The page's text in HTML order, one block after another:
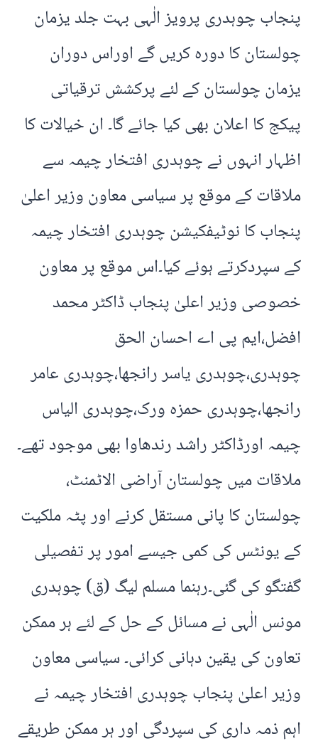
پنجاب چوہدری پرویز الٰہی بہت جلد یزمان
چولستان کا دورہ کریں گے اوراس دوران
یزمان چولستان کے لئے پرکشش ترقیاتی
پیکج کا اعلان بھی کیا جائے گا۔ ان خیالات کا
اظہار انہوں نے چوہدری افتخار چیمہ سے
ملاقات کے موقع پر سیاسی معاون وزیر اعلیٰ
پنجاب کا نوٹیفکیشن چوہدری افتخار چیمہ
کے سپردکرتے ہوئے کیا۔اس موقع پر معاون
خصوصی وزیر اعلیٰ پنجاب ڈاکٹر محمد
افضل،ایم پی اے احسان الحق
چوہدری،چوہدری یاسر رانجھا،چوہدری عامر
رانجھا،چوہدری حمزہ ورک،چوہدری الیاس
چیمہ اورڈاکٹر راشد رندھاوا بھی موجود تھے۔
ملاقات میں چولستان آراضی الاٹمنٹ،
چولستان کا پانی مستقل کرنے اور پٹہ ملکیت
کے یونٹس کی کمی جیسے امور پر تفصیلی
گفتگو کی گئی۔رہنما مسلم لیگ (ق) چوہدری
مونس الٰہی نے مسائل کے حل کے لئے ہر ممکن
تعاون کی یقین دہانی کرائی۔ سیاسی معاون
وزیر اعلیٰ پنجاب چوہدری افتخار چیمہ نے
اہم ذمہ داری کی سپردگی اور ہر ممکن طریقے